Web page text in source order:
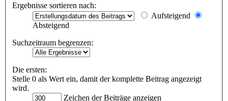
Ergebnisse sortieren nach:
Aufsteigend
Absteigend
Suchzeitraum begrenzen:
Die ersten:
Stelle 0 als Wert ein, damit der komplette Beitrag angezeigt
wird.
Zeichen der Beiträge anzeigen